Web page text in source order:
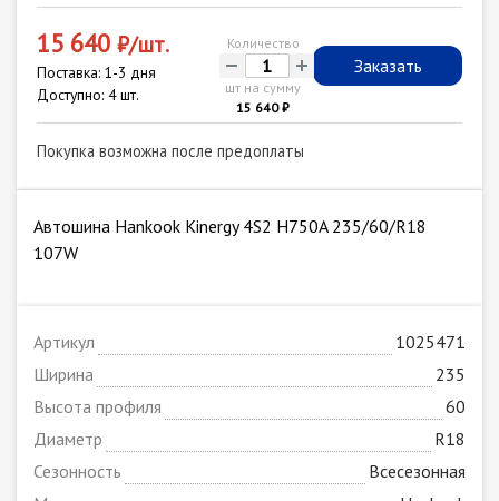
15 640 ₽/шт.
Поставка: 1-3 дня
Доступно: 4 шт.
Количество
- +
шт на сумму
15 640 ₽
Заказать
Покупка возможна после предоплаты
Автошина Hankook Kinergy 4S2 H750A 235/60/R18
107W
Артикул
1025471
Ширина
235
Высота профиля
60
Диаметр
R18
Сезонность
Всесезонная